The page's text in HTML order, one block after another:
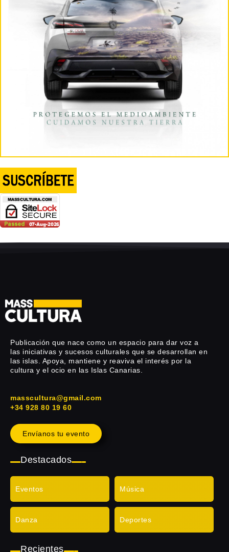
Publicación que nace como un espacio para dar voz a
las iniciativas y sucesos culturales que se desarrollan en
las islas. Apoya, mantiene y reaviva el interés por la
cultura y el ocio en las Islas Canarias.
masscultura@gmail.com
+34 928 80 19 60
Envíanos tu evento
Destacados
Eventos Música
Danza Deportes
Recientes